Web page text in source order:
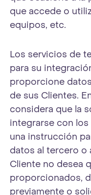
que accede o
equipos, etc.
Los servicios de
para su
proporcione
de sus Clientes.
considera que la
integrarse con
una instrucción
datos al tercero o
Cliente no desea
proporcionados,
previamente o